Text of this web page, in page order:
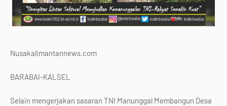
Nusakalimantannews.com
BARABAI-KALSEL
Selain mengerjakan sasaran TNI Manunggal Membangun Desa